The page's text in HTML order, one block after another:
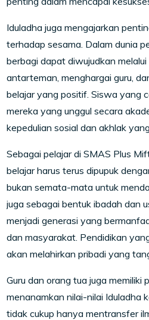
Iduladha juga mengajarkan
terhadap sesama. Dalam dunia
berbagi dapat diwujudkan
antarteman, menghargai guru,
belajar yang positif. Siswa yang
mereka yang unggul secara
kepedulian sosial dan akhlak
Sebagai pelajar di SMAS Plus
belajar harus terus dipupuk
bukan semata-mata untuk
juga sebagai bentuk ibadah dan
menjadi generasi yang
dan masyarakat. Pendidikan
akan melahirkan pribadi yang
Guru dan orang tua juga memiliki
menanamkan nilai-nilai Iduladha
tidak cukup hanya mentransfer